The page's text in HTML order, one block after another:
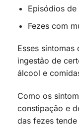
Episódios
Fezes com
Esses
ingestão de
álcool e
Como os
constipação e
das fezes